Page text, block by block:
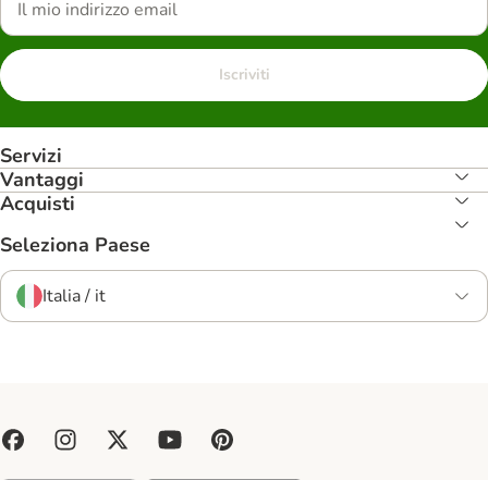
Iscriviti
Servizi
Vantaggi
Acquisti
Seleziona Paese
Italia / it